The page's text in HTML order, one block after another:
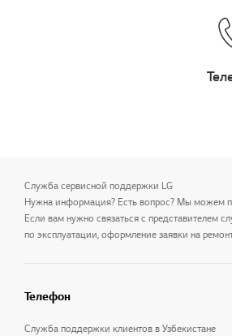
Служба сервисной поддержки LG
Нужна информация? Есть вопрос? Мы можем
Если вам нужно связаться с
по эксплуатации, оформление заявки на
Телефон
Служба поддержки клиентов в Узбекистане